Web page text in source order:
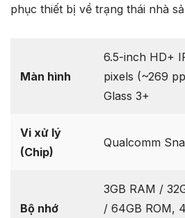
phục thiết bị về trạng thái nhà
Màn hình
6.5-inch HD+
pixels (~269
Glass 3+
Vi xử lý
(Chip)
Qualcomm
Bộ nhớ
3GB RAM /
/ 64GB ROM,